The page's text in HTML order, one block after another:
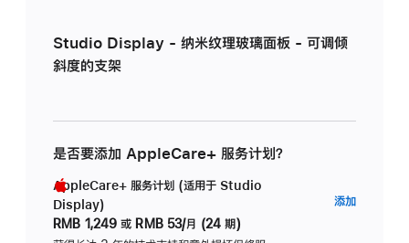
Studio Display - 纳米纹理玻璃面板 - 可调倾
斜度的支架
是否要添加 AppleCare+ 服务计划？
AppleCare+ 服务计划 (适用于 Studio
Display)
RMB 1,249 或 RMB 53/月 (24 期)
添加